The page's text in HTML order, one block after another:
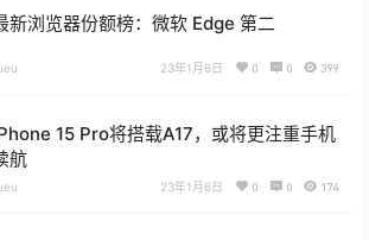
新浏览器份额榜：微软 Edge 第二
23年1月6日 0 0 399
15 Pro将搭载A17，或将更注重手机
航
23年1月6日 0 0 174